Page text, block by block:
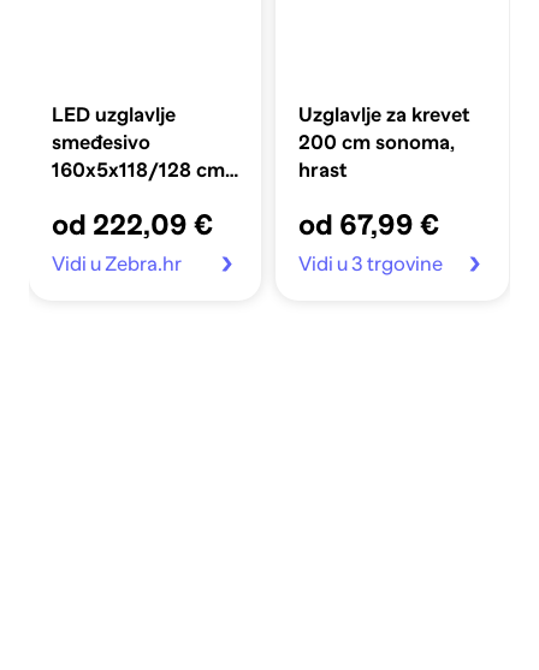
LED uzglavlje
smeđesivo
160x5x118/128 cm
od 222,09 €
Vidi u Zebra.hr
Uzglavlje za krevet
200 cm sonoma,
hrast
od 67,99 €
Vidi u 3 trgovine